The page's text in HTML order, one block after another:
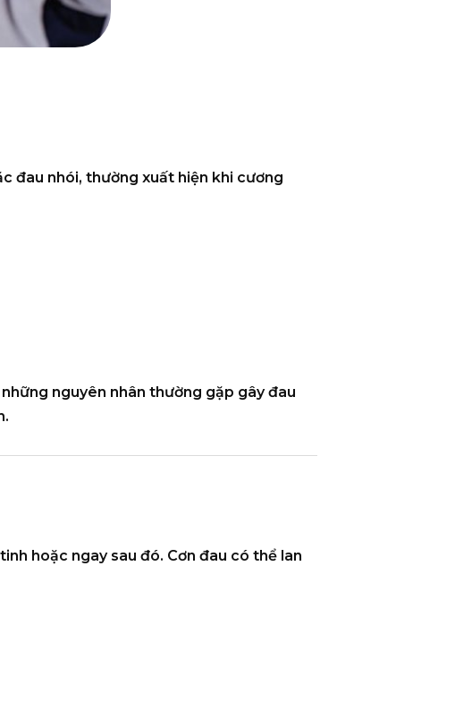
đau nhói, thường xuất hiện khi cương
nguyên nhân thường gặp gây đau
hoặc ngay sau đó. Cơn đau có thể lan